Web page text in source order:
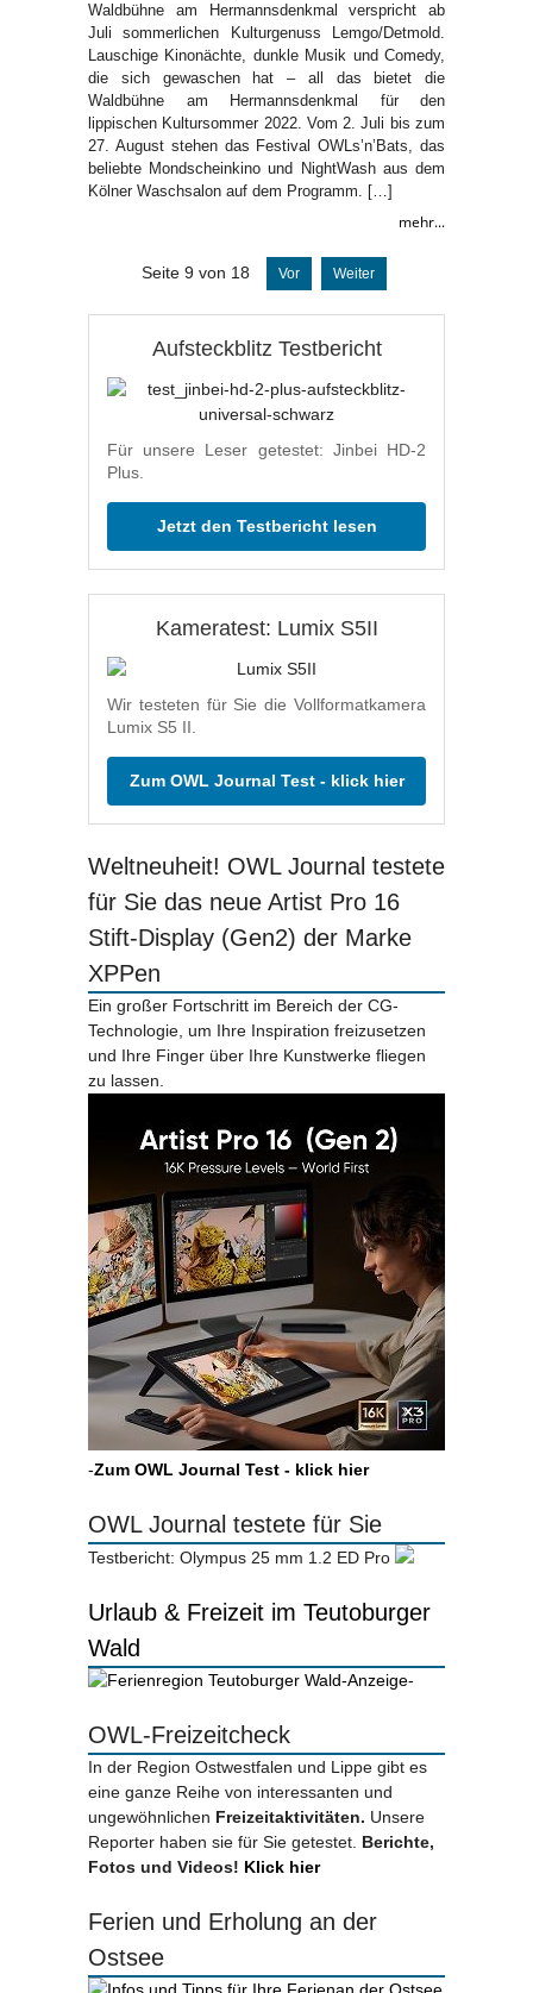
Waldbühne am Hermannsdenkmal verspricht ab
Juli sommerlichen Kulturgenuss Lemgo/Detmold.
Lauschige Kinonächte, dunkle Musik und Comedy,
die sich gewaschen hat – all das bietet die
Waldbühne am Hermannsdenkmal für den
lippischen Kultursommer 2022. Vom 2. Juli bis zum
27. August stehen das Festival OWLs’n’Bats, das
beliebte Mondscheinkino und NightWash aus dem
Kölner Waschsalon auf dem Programm. […]
mehr...
Seite 9 von 18 Vor Weiter
Aufsteckblitz Testbericht
Für unsere Leser getestet: Jinbei HD-2
Plus.
Jetzt den Testbericht lesen
Kameratest: Lumix S5II
Wir testeten für Sie die Vollformatkamera
Lumix S5 II.
Zum OWL Journal Test - klick hier
Weltneuheit! OWL Journal testete
für Sie das neue Artist Pro 16
Stift-Display (Gen2) der Marke
XPPen
Ein großer Fortschritt im Bereich der CG-
Technologie, um Ihre Inspiration freizusetzen
und Ihre Finger über Ihre Kunstwerke fliegen
zu lassen.
-Zum OWL Journal Test - klick hier
OWL Journal testete für Sie
Testbericht: Olympus 25 mm 1.2 ED Pro
Urlaub & Freizeit im Teutoburger
Wald
-Anzeige-
OWL-Freizeitcheck
In der Region Ostwestfalen und Lippe gibt es
eine ganze Reihe von interessanten und
ungewöhnlichen Freizeitaktivitäten. Unsere
Reporter haben sie für Sie getestet. Berichte,
Fotos und Videos! Klick hier
Ferien und Erholung an der
Ostsee